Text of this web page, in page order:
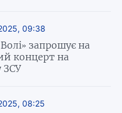
09:38
запрошує на
концерт на
ЗСУ
08:25